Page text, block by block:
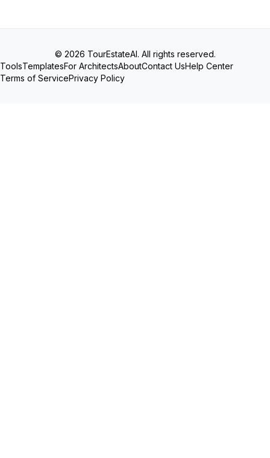
© 2026 TourEstateAI. All rights reserved.
ToolsTemplatesFor ArchitectsAboutContact UsHelp Center
Terms of ServicePrivacy Policy